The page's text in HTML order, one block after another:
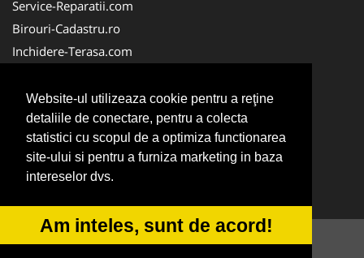
Website-ul utilizeaza cookie pentru a reţine
detaliile de conectare, pentru a colecta
statistici cu scopul de a optimiza functionarea
site-ului si pentru a furniza marketing in baza
intereselor dvs.
Am inteles, sunt de acord!
Service-Reparatii.com
Birouri-Cadastru.ro
Inchidere-Terasa.com
SistemeFotovoltaice.com
Alpinist-Utilitar.com
Centru-Copiere.ro
CentruInchirieri.ro